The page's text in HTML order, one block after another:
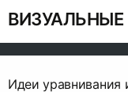
Идеи уравнивания